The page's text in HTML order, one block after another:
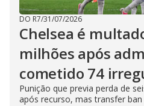
DO R7/31/07/2026
Chelsea é
milhões após
cometido 74
Punição que previa perda de
após recurso, mas transfer